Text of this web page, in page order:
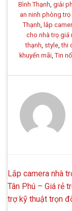
Bình Thạnh, giải
an ninh phòng trọ
Thạnh, lắp
cho nhà trọ giá
thạnh, style,thi
khuyến mãi, Tin
Lắp camera nhà
Tân Phú – Giá rẻ
trợ kỹ thuật trọn